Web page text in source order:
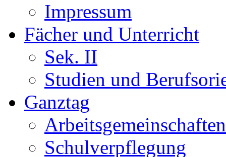
Impressum
Fächer und Unterricht
Sek. II
Studien und
Ganztag
Arbeitsgemeinschaften
Schulverpflegung